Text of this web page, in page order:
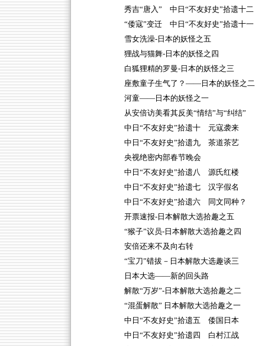
秀吉“唐入” 中日“不友好史”拾遗十二
“倭寇”变迁 中日“不友好史”拾遗十一
雪女洗澡-日本的妖怪之五
狸战与猫舞-日本的妖怪之四
白狐狸精的罗曼-日本的妖怪之三
座敷童子生气了？——日本的妖怪之二
河童——日本的妖怪之一
从安倍访美看其反美“情结”与“纠结”
中日“不友好史”拾遗十 元寇袭来
中日“不友好史”拾遗九 茶道茶艺
央视绝密内部春节晚会
中日“不友好史”拾遗八 源氏红楼
中日“不友好史”拾遗七 汉字假名
中日“不友好史”拾遗六 同文同种？
开票速报-日本解散大选拾趣之五
“猴子”议员-日本解散大选拾趣之四
安倍还来不及向右转
“宝刀”错拔－日本解散大选趣谈三
日本大选——新的回头路
解散“万岁”-日本解散大选拾趣之二
“混蛋解散” 日本解散大选拾趣之一
中日“不友好史”拾遗五 倭国日本
中日“不友好史”拾遗四 白村江战